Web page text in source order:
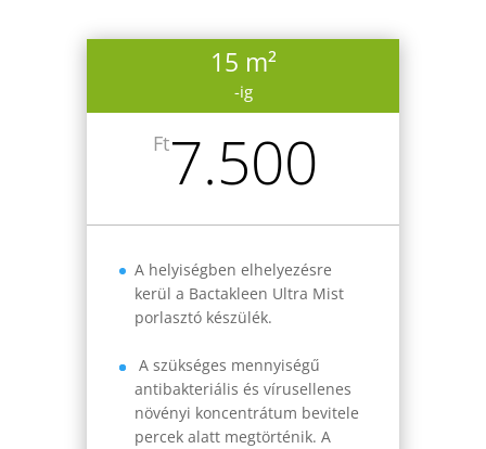
15 m²
-ig
Ft7.500
A helyiségben elhelyezésre
kerül a Bactakleen Ultra Mist
porlasztó készülék.
A szükséges mennyiségű
antibakteriális és vírusellenes
növényi koncentrátum bevitele
percek alatt megtörténik. A